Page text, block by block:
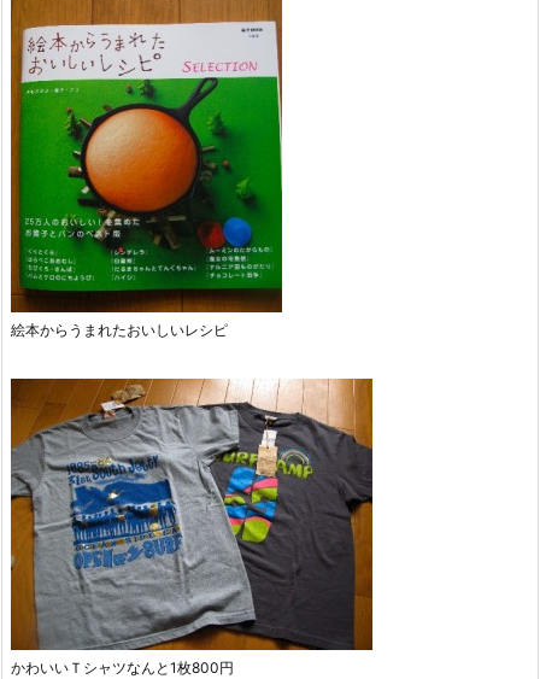
絵本からうまれたおいしいレシピ
かわいいＴシャツなんと1枚800円